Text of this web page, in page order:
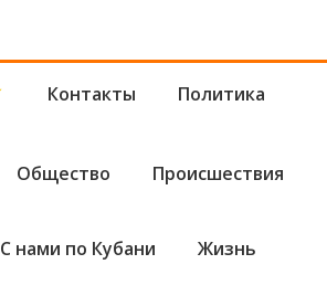
Контакты Политика
Общество Происшествия
С нами по Кубани Жизнь